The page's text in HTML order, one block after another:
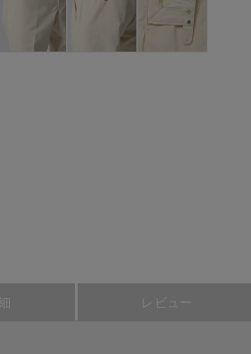
レビュー